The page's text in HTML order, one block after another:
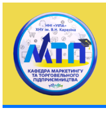
Перейти
вмісту